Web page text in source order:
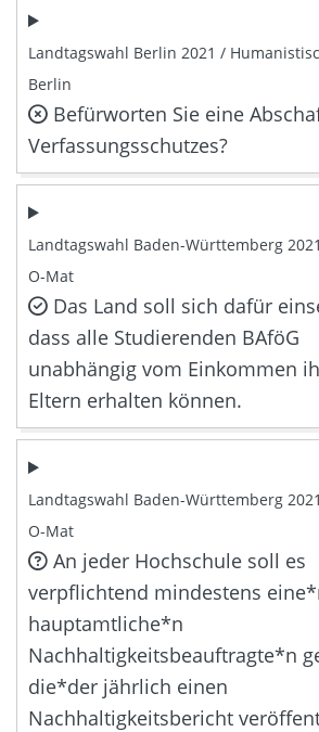
Landtagswahl Berlin 2021 /
Berlin
Befürworten Sie eine
Verfassungsschutzes?
Landtagswahl Baden-Württemberg
O-Mat
Das Land soll sich dafür
dass alle Studierenden BAföG
unabhängig vom Einkommen
Eltern erhalten können.
Landtagswahl Baden-Württemberg
O-Mat
An jeder Hochschule soll es
verpflichtend mindestens
hauptamtliche*n
Nachhaltigkeitsbeauftragte*n
die*der jährlich einen
Nachhaltigkeitsbericht